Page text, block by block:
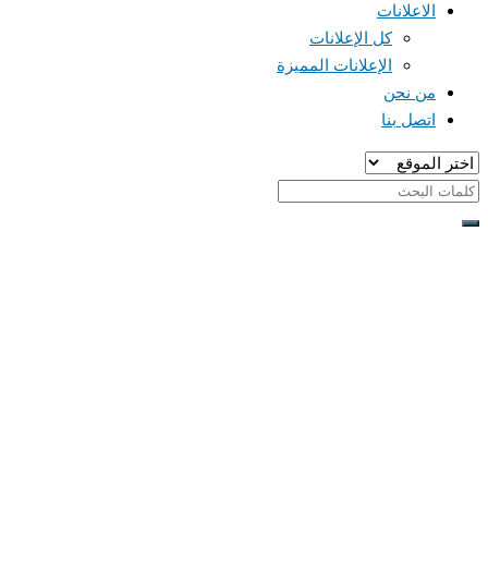
الاعلانات
كل الإعلانات
الإعلانات المميزة
من نحن
اتصل بنا